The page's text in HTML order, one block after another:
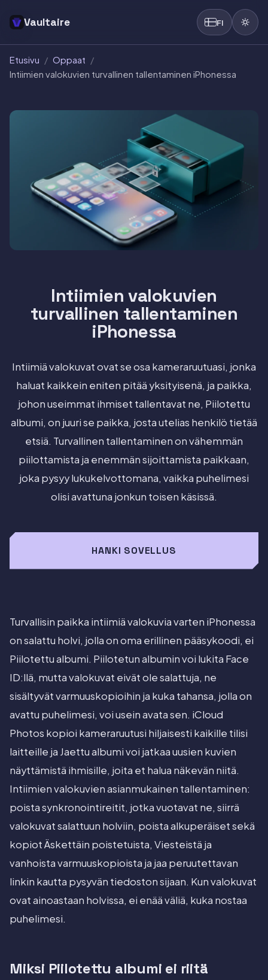
Vaultaire FI
Etusivu / Oppaat /
Intiimien valokuvien turvallinen tallentaminen iPhonessa
Intiimien valokuvien
turvallinen tallentaminen
iPhonessa
Intiimiä valokuvat ovat se osa kameraruutuasi, jonka
haluat kaikkein eniten pitää yksityisenä, ja paikka,
johon useimmat ihmiset tallentavat ne, Piilotettu
albumi, on juuri se paikka, josta utelias henkilö tietää
etsiä. Turvallinen tallentaminen on vähemmän
piilottamista ja enemmän sijoittamista paikkaan,
joka pysyy lukukelvottomana, vaikka puhelimesi
olisi avattuna jonkun toisen käsissä.
HANKI SOVELLUS
Turvallisin paikka intiimiä valokuvia varten iPhonessa
on salattu holvi, jolla on oma erillinen pääsykoodi, ei
Piilotettu albumi. Piilotetun albumin voi lukita Face
ID:llä, mutta valokuvat eivät ole salattuja, ne
sisältyvät varmuuskopioihin ja kuka tahansa, jolla on
avattu puhelimesi, voi usein avata sen. iCloud
Photos kopioi kameraruutusi hiljaisesti kaikille tilisi
laitteille ja Jaettu albumi voi jatkaa uusien kuvien
näyttämistä ihmisille, joita et halua näkevän niitä.
Intiimien valokuvien asianmukainen tallentaminen:
poista synkronointireitit, jotka vuotavat ne, siirrä
valokuvat salattuun holviin, poista alkuperäiset sekä
kopiot Äskettäin poistetuista, Viesteistä ja
vanhoista varmuuskopioista ja jaa peruutettavan
linkin kautta pysyvän tiedoston sijaan. Kun valokuvat
ovat ainoastaan holvissa, ei enää väliä, kuka nostaa
puhelimesi.
Miksi Piilotettu albumi ei riitä